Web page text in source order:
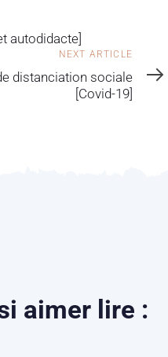
autodidacte]
NEXT ARTICLE
distanciation sociale
[Covid-19]
aimer lire :